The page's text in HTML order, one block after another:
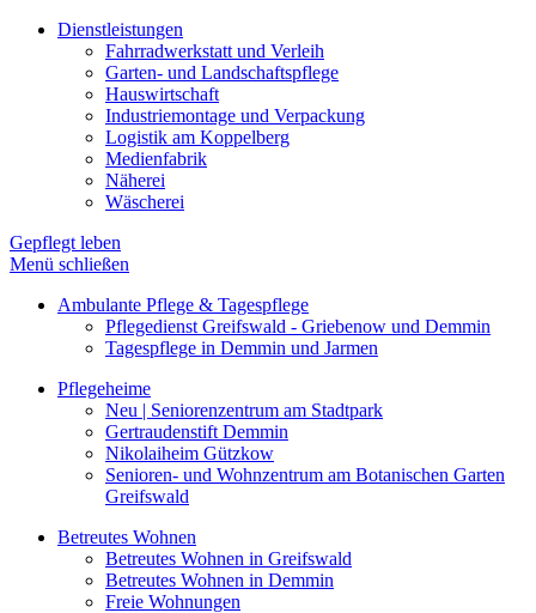
Dienstleistungen
Fahrradwerkstatt und Verleih
Garten- und Landschaftspflege
Hauswirtschaft
Industriemontage und Verpackung
Logistik am Koppelberg
Medienfabrik
Näherei
Wäscherei
Gepflegt leben
Menü schließen
Ambulante Pflege & Tagespflege
Pflegedienst Greifswald - Griebenow und Demmin
Tagespflege in Demmin und Jarmen
Pflegeheime
Neu | Seniorenzentrum am Stadtpark
Gertraudenstift Demmin
Nikolaiheim Gützkow
Senioren- und Wohnzentrum am Botanischen Garten
Greifswald
Betreutes Wohnen
Betreutes Wohnen in Greifswald
Betreutes Wohnen in Demmin
Freie Wohnungen